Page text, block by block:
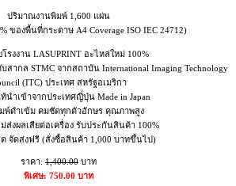
ปริมาณงานพิมพ์ 1,600 แผ่น
ของพื้นที่กระดาษ A4 Coverage ISO IEC 24712)
รงงาน LASUPRINT อะไหล่ใหม่ 100%
ากล STMC จากสถาบัน International Imaging Technology
(ITC) ประเทศ สหรัฐอเมริกา
นำเข้าจากประเทศญี่ปุ่น Made in Japan
พ์ดำเข้ม คมชัดทุกตัวอักษร คุณภาพสูง
ส่งผลเสียต่อเครื่อง รับประกันสินค้า 100%
จัดส่งฟรี (สั่งซื้อสินค้า 1,000 บาทขึ้นไป)
ราคา: 1,400.00 บาท
พิเศษ: 750.00 บาท